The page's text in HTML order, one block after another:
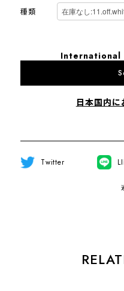
種類
International
日本国内に
Twitter